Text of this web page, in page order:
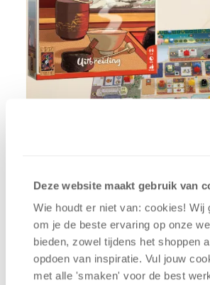
Deze website maakt gebruik van
Wie houdt er niet van: cookies! Wij
om je de beste ervaring op onze
bieden, zowel tijdens het shoppen
opdoen van inspiratie. Vul jouw
met alle 'smaken' voor de best
Het Witte Kasteel van Himeji:
verdiepende uitbreiding op het
Het Witte Kasteel van Himeji. In
draait alles om invloed, traditie en
Japanse theeceremonie.